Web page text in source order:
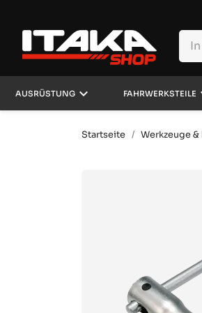
AUSRÜSTUNG keyboard_arrow_down FAHRWERKSTEILE
Startseite Werkzeuge